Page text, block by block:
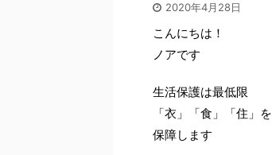
2020年4月28日
こんにちは！
ノアです
生活保護は最低限
「衣」「食」「住」を
保障します